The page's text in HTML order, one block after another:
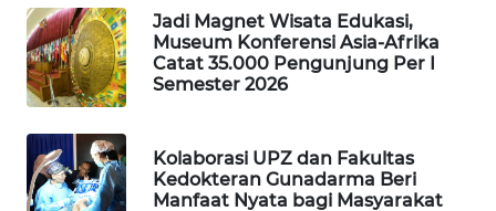
Jadi Magnet Wisata Edukasi,
Museum Konferensi Asia-Afrika
Catat 35.000 Pengunjung Per I
Semester 2026
Kolaborasi UPZ dan Fakultas
Kedokteran Gunadarma Beri
Manfaat Nyata bagi Masyarakat
JAKARTA
NEWS
KRT
KARING
NEWS